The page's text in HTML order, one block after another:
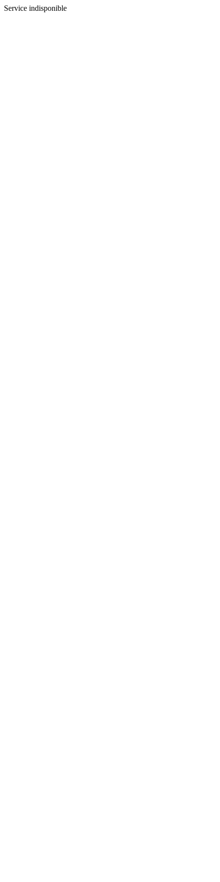
Service indisponible